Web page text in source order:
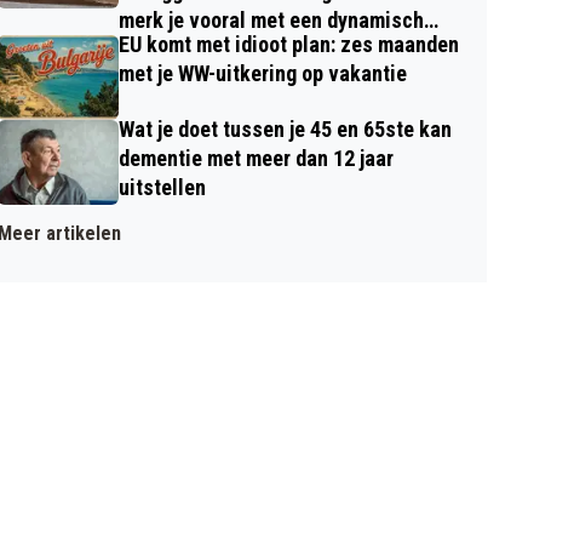
merk je vooral met een dynamisch
contract
EU komt met idioot plan: zes maanden
met je WW-uitkering op vakantie
Wat je doet tussen je 45 en 65ste kan
dementie met meer dan 12 jaar
uitstellen
Meer artikelen